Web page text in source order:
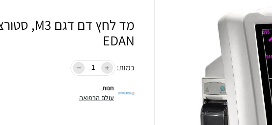
EDAN
כמות:
חנות
עולם הרפואה